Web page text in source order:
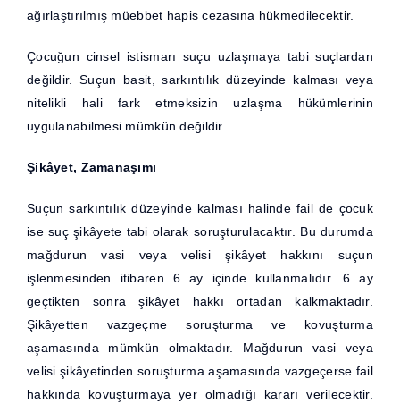
ağırlaştırılmış müebbet hapis cezasına hükmedilecektir.
Çocuğun cinsel istismarı suçu uzlaşmaya tabi suçlardan
değildir. Suçun basit, sarkıntılık düzeyinde kalması veya
nitelikli hali fark etmeksizin uzlaşma hükümlerinin
uygulanabilmesi mümkün değildir.
Şikâyet, Zamanaşımı
Suçun sarkıntılık düzeyinde kalması halinde fail de çocuk
ise suç şikâyete tabi olarak soruşturulacaktır. Bu durumda
mağdurun vasi veya velisi şikâyet hakkını suçun
işlenmesinden itibaren 6 ay içinde kullanmalıdır. 6 ay
geçtikten sonra şikâyet hakkı ortadan kalkmaktadır.
Şikâyetten vazgeçme soruşturma ve kovuşturma
aşamasında mümkün olmaktadır. Mağdurun vasi veya
velisi şikâyetinden soruşturma aşamasında vazgeçerse fail
hakkında kovuşturmaya yer olmadığı kararı verilecektir.